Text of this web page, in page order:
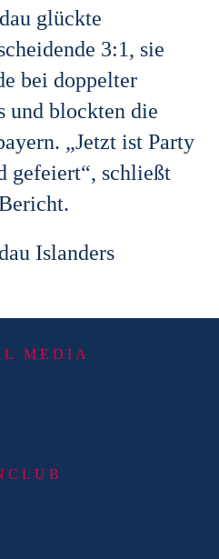
glückte
3:1, sie
bei doppelter
und blockten die
„Jetzt ist Party
gefeiert“, schließt
Islanders
MEDIA